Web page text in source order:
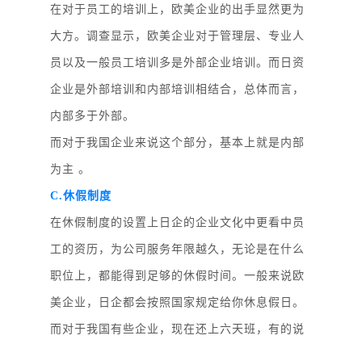
在对于员工的培训上，欧美企业的出手显然更为
大方。调查显示，欧美企业对于管理层、专业人
员以及一般员工培训多是外部企业培训。而日资
企业是外部培训和内部培训相结合，总体而言，
内部多于外部。
而对于我国企业来说这个部分，基本上就是内部
为主 。
C.休假制度
在休假制度的设置上日企的企业文化中更看中员
工的资历，为公司服务年限越久，无论是在什么
职位上，都能得到足够的休假时间。一般来说欧
美企业，日企都会按照国家规定给你休息假日。
而对于我国有些企业，现在还上六天班，有的说